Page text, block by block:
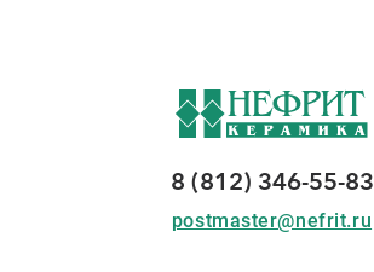
8 (812) 346-55-83
postmaster@nefrit.ru